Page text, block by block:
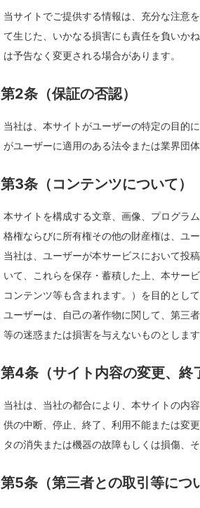
当サイトでご提供する情報は、充分な注意
て⽣じた、いかなる損害にも責任を負いか
は予告なく変更される場合があります。
第2条（保証の否認）
当社は、本サイトがユーザーの特定の⽬的
がユーザーに適⽤のある法令または業界団
第3条（コンテンツについて）
本サイトを構成する⽂章、画像、プログラ
格権ならびに所有権その他の財産権は、ユ
当社は、ユーザーが本サービスにおいて投
いて、これらを保存・蓄積した上、本サー
コンテンツ等も含まれます。）を⽬的とし
ユーザーは、⾃⼰の著作物に関して、第三
等の迷惑または損害を与えないものとします
第4条（サイト内容の変更、終
当社は、当社の都合により、本サイトの内
供の中断、停⽌、終了、利⽤不能または変
タの消失または機器の故障もしくは損傷、
第5条（第三者との取引等につ